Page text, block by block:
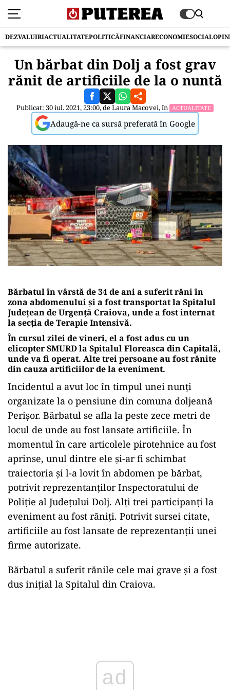
DEZVALUIRIACTUALITATEPOLITICĂFINANCIARECONOMIESOCIAL
Un bărbat din Dolj a fost grav
rănit de artificiile de la o nuntă
Publicat: 30 iul. 2021, 23:00, deLaura Macovei, în ACTUALITATE
Adaugă-ne ca sursă preferată în Google
Bărbatul în vârstă de 34 de ani a suferit răni în
zona abdomenului și a fost transportat la Spitalul
Județean de Urgență Craiova, unde a fost internat
la secția de Terapie Intensivă.
În cursul zilei de vineri, el a fost adus cu un
elicopter SMURD la Spitalul Floreasca din Capitală,
unde va fi operat. Alte trei persoane au fost rănite
din cauza artificiilor de la eveniment.
Incidentul a avut loc în timpul unei nunți
organizate la o pensiune din comuna doljeană
Perișor. Bărbatul se afla la peste zece metri de
locul de unde au fost lansate artificiile. În
momentul în care articolele pirotehnice au fost
aprinse, unul dintre ele și-ar fi schimbat
traiectoria și l-a lovit în abdomen pe bărbat,
potrivit reprezentanților Inspectoratului de
Poliţie al Judeţului Dolj. Alți trei participanți la
eveniment au fost răniți. Potrivit sursei citate,
artificiile au fost lansate de reprezentanții unei
firme autorizate.
Bărbatul a suferit rănile cele mai grave și a fost
dus inițial la Spitalul din Craiova.